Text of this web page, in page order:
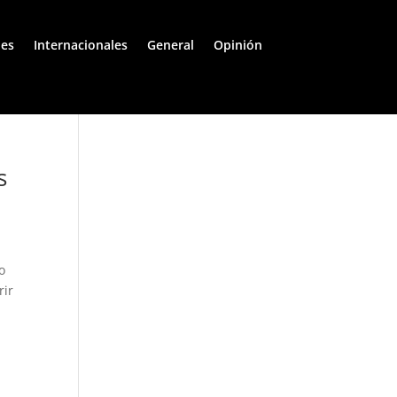
Internacionales General Opinión